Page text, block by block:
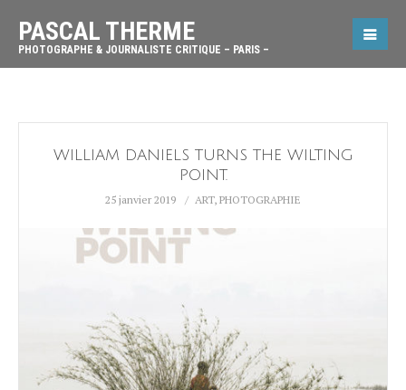
PASCAL THERME
PHOTOGRAPHE & JOURNALISTE CRITIQUE – PARIS –
WILLIAM DANIELS TURNS THE WILTING
POINT.
25 janvier 2019 ART, PHOTOGRAPHIE